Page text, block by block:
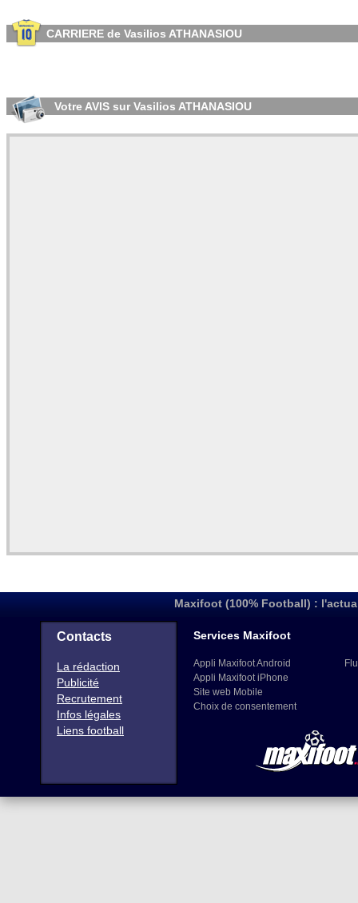
CARRIERE de Vasilios ATHANASIOU
Votre AVIS sur Vasilios ATHANASIOU
Maxifoot (100% Football) :
Contacts
La rédaction
Publicité
Recrutement
Infos légales
Liens football
Services Maxifoot
Appli Maxifoot Android
Appli Maxifoot iPhone
Site web Mobile
Choix de consentement